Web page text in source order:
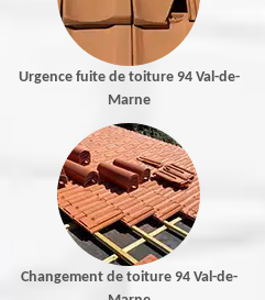
Urgence fuite de toiture 94 Val-de-
Marne
Changement de toiture 94 Val-de-